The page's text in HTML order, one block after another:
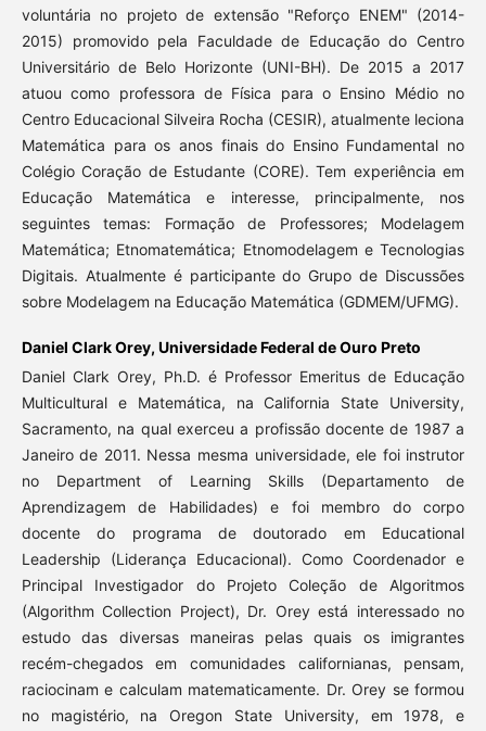
voluntária no projeto de extensão "Reforço ENEM" (2014-
2015) promovido pela Faculdade de Educação do Centro
Universitário de Belo Horizonte (UNI-BH). De 2015 a 2017
atuou como professora de Física para o Ensino Médio no
Centro Educacional Silveira Rocha (CESIR), atualmente leciona
Matemática para os anos finais do Ensino Fundamental no
Colégio Coração de Estudante (CORE). Tem experiência em
Educação Matemática e interesse, principalmente, nos
seguintes temas: Formação de Professores; Modelagem
Matemática; Etnomatemática; Etnomodelagem e Tecnologias
Digitais. Atualmente é participante do Grupo de Discussões
sobre Modelagem na Educação Matemática (GDMEM/UFMG).
Daniel Clark Orey, Universidade Federal de Ouro Preto
Daniel Clark Orey, Ph.D. é Professor Emeritus de Educação
Multicultural e Matemática, na California State University,
Sacramento, na qual exerceu a profissão docente de 1987 a
Janeiro de 2011. Nessa mesma universidade, ele foi instrutor
no Department of Learning Skills (Departamento de
Aprendizagem de Habilidades) e foi membro do corpo
docente do programa de doutorado em Educational
Leadership (Liderança Educacional). Como Coordenador e
Principal Investigador do Projeto Coleção de Algoritmos
(Algorithm Collection Project), Dr. Orey está interessado no
estudo das diversas maneiras pelas quais os imigrantes
recém-chegados em comunidades californianas, pensam,
raciocinam e calculam matematicamente. Dr. Orey se formou
no magistério, na Oregon State University, em 1978, e